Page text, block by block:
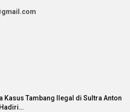
Kasus Tambang Ilegal di Sultra Anton